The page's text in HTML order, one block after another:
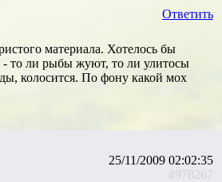
Ответить
материала. Хотелось бы
- то ли рыбы жуют, то ли улитосы
колосится. По фону какой мох
25/11/2009 02:02:35
#978267